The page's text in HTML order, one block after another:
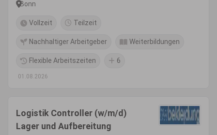
Bonn
Vollzeit Teilzeit
Nachhaltiger Arbeitgeber Weiterbildungen
Flexible Arbeitszeiten 6
01.08.2026
Logistik Controller (w/m/d)
Lager und Aufbereitung